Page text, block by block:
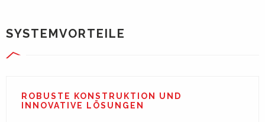
SYSTEMVORTEILE
ROBUSTE KONSTRUKTION UND
INNOVATIVE LÖSUNGEN